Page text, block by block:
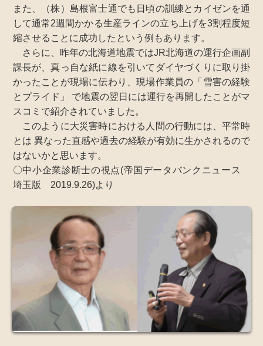
また、（株）島根富士通でも日頃の訓練とカイゼンを通
して通常2週間かかる生産ラインの立ち上げを3割程度短
縮させることに成功したという例もあります。
さらに、昨年の北海道地震ではJR北海道の運行企画副
課長が、真っ自な紙に線を引いてダイヤづくりに取り掛
かったことが現場に伝わり、現場作業員の「雪害の経験
とプライド」 で地震の翌日には運行を再開したことがマ
スコミで紹介されていました。
このように大災害時における人間の行動には、平常時
とは 異なった直感や過去の経験が有効に生かされるので
はないかと思います。
〇中小企業診断士の視点(帝国データバンクニュース
埼玉版 2019.9.26)より